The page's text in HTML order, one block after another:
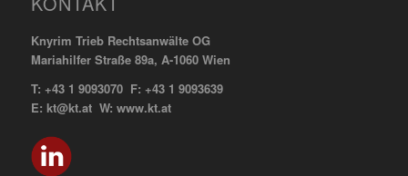
Knyrim Trieb Rechtsanwälte OG
Mariahilfer Straße 89a, A-1060 Wien
T: +43 1 9093070 F: +43 1 9093639
E: kt@kt.at W: www.kt.at